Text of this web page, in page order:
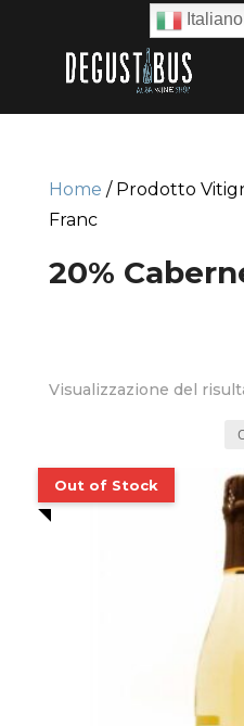
Home / Prodotto
Franc
20%
Visualizzazione del
Italiano